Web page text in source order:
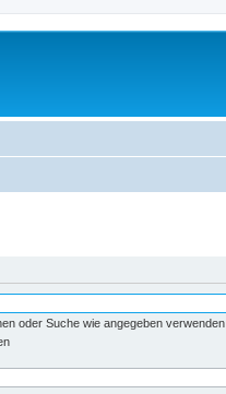
oder Suche wie angegeben verwenden